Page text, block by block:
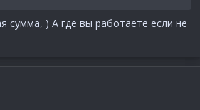
сумма, ) А где вы работаете если не